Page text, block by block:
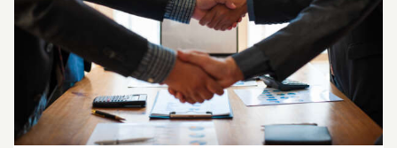
Tarifabschluss in der Pfalz: Groß- und
Außenhandel übernimmt bayerisches Ergebnis